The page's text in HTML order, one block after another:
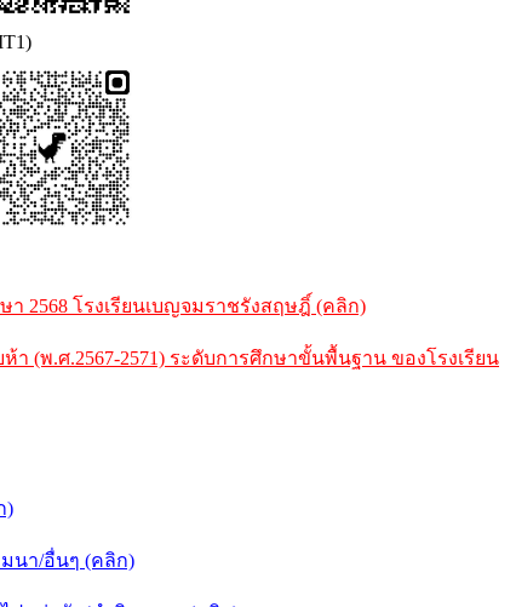
า 2568 โรงเรียนเบญจมราชรังสฤษฎิ์ (คลิก)
(พ.ศ.2567-2571) ระดับการศึกษาขั้นพื้นฐาน ของโรงเรียน
)
นา/อื่นๆ (คลิก)